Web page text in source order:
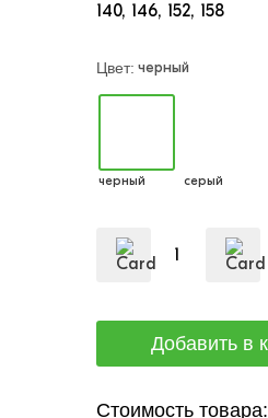
140 146 152 158
Цвет: черный
черный серый
Стоимость товара: